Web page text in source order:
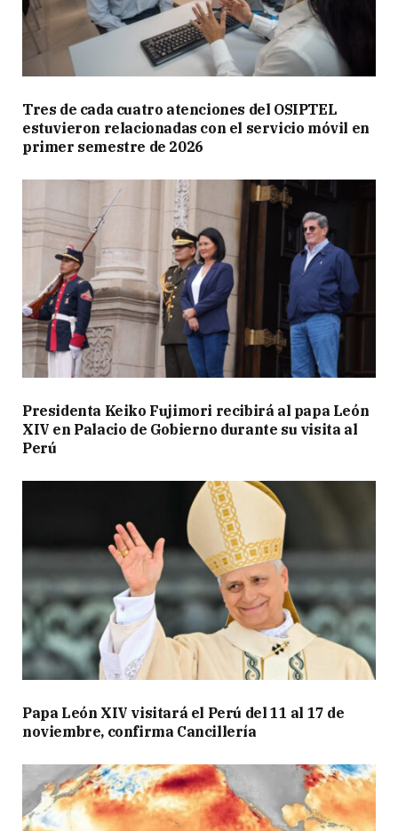
Tres de cada cuatro atenciones del OSIPTEL
estuvieron relacionadas con el servicio móvil en
primer semestre de 2026
Presidenta Keiko Fujimori recibirá al papa León
XIV en Palacio de Gobierno durante su visita al
Perú
Papa León XIV visitará el Perú del 11 al 17 de
noviembre, confirma Cancillería